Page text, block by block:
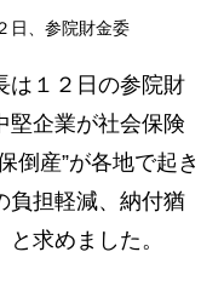
日、参院財金委
１２日の参院財
堅企業が社会保険
倒産”が各地で起き
負担軽減、納付猶
求めました。